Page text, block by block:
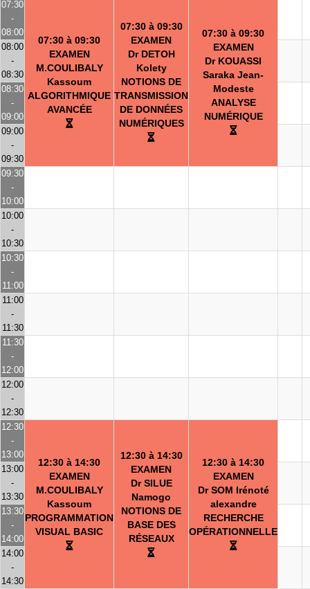
07:30
-
08:00
07:30 à 09:30
EXAMEN
M.COULIBALY
Kassoum
ALGORITHMIQUE
AVANCÉE
07:30 à 09:30
EXAMEN
Dr DETOH
Kolety
NOTIONS DE
TRANSMISSION
DE DONNÉES
NUMÉRIQUES
07:30 à 09:30
EXAMEN
Dr KOUASSI
Saraka Jean-
Modeste
ANALYSE
NUMÉRIQUE
08:00
-
08:30
08:30
-
09:00
09:00
-
09:30
09:30
-
10:00
10:00
-
10:30
10:30
-
11:00
11:00
-
11:30
11:30
-
12:00
12:00
-
12:30
12:30
-
13:00
12:30 à 14:30
EXAMEN
M.COULIBALY
Kassoum
PROGRAMMATION
VISUAL BASIC
12:30 à 14:30
EXAMEN
Dr SILUE
Namogo
NOTIONS DE
BASE DES
RÉSEAUX
12:30 à 14:30
EXAMEN
Dr SOM Irénoté
alexandre
RECHERCHE
OPÉRATIONNELLE
13:00
-
13:30
13:30
-
14:00
14:00
-
14:30